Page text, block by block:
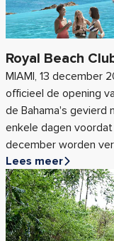
Royal Beach
MIAMI, 13 december
officieel de opening
de Bahama's gevierd
enkele dagen
december worden
Lees meer